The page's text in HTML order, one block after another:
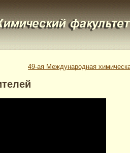
49-ая Международная